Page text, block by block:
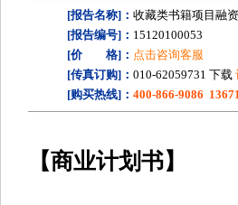
[报告名称]： 收藏类书籍项目融
[报告编号]： 15120100053
[价 格]： 点击咨询客服
[传真订购]： 010-62059731 下载
[购买热线]： 400-866-9086
【商业计划书】